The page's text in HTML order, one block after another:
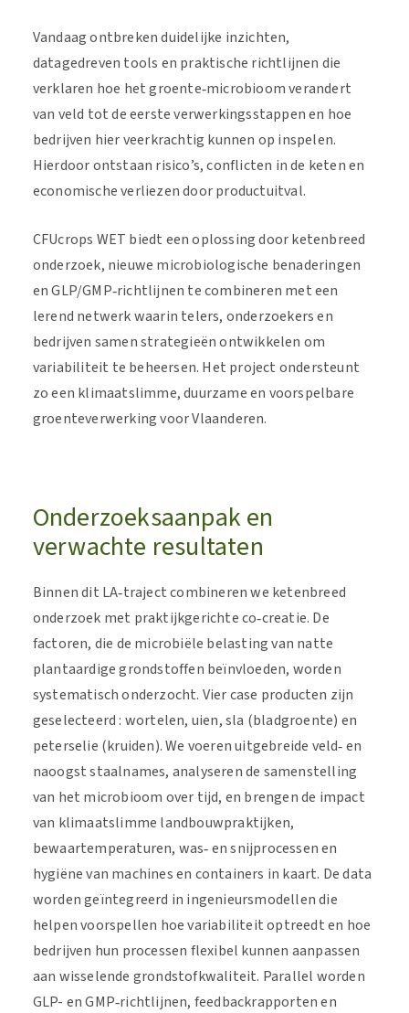
Vandaag ontbreken duidelijke inzichten,
datagedreven tools en praktische richtlijnen die
verklaren hoe het groente‑microbioom verandert
van veld tot de eerste verwerkingsstappen en hoe
bedrijven hier veerkrachtig kunnen op inspelen.
Hierdoor ontstaan risico’s, conflicten in de keten en
economische verliezen door productuitval.
CFUcrops WET biedt een oplossing door ketenbreed
onderzoek, nieuwe microbiologische benaderingen
en GLP/GMP‑richtlijnen te combineren met een
lerend netwerk waarin telers, onderzoekers en
bedrijven samen strategieën ontwikkelen om
variabiliteit te beheersen. Het project ondersteunt
zo een klimaatslimme, duurzame en voorspelbare
groenteverwerking voor Vlaanderen.
Onderzoeksaanpak en
verwachte resultaten
Binnen dit LA‑traject combineren we ketenbreed
onderzoek met praktijkgerichte co‑creatie. De
factoren, die de microbiële belasting van natte
plantaardige grondstoffen beïnvloeden, worden
systematisch onderzocht. Vier case producten zijn
geselecteerd : wortelen, uien, sla (bladgroente) en
peterselie (kruiden). We voeren uitgebreide veld‑ en
naoogst staalnames, analyseren de samenstelling
van het microbioom over tijd, en brengen de impact
van klimaatslimme landbouwpraktijken,
bewaartemperaturen, was‑ en snijprocessen en
hygiëne van machines en containers in kaart. De data
worden geïntegreerd in ingenieursmodellen die
helpen voorspellen hoe variabiliteit optreedt en hoe
bedrijven hun processen flexibel kunnen aanpassen
aan wisselende grondstofkwaliteit. Parallel worden
GLP- en GMP‑richtlijnen, feedbackrapporten en